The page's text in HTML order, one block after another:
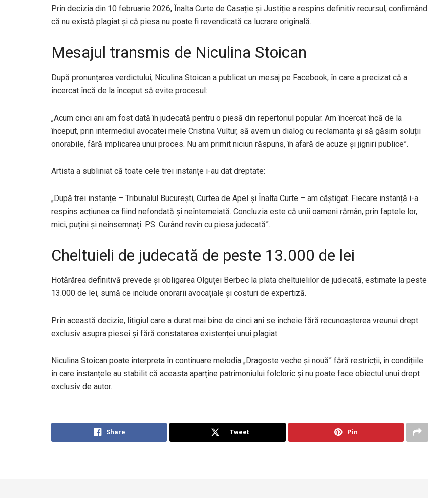
Prin decizia din 10 februarie 2026, Înalta Curte de Casație și Justiție a respins definitiv recursul, confirmând
că nu există plagiat și că piesa nu poate fi revendicată ca lucrare originală.
Mesajul transmis de Niculina Stoican
După pronunțarea verdictului, Niculina Stoican a publicat un mesaj pe Facebook, în care a precizat că a
încercat încă de la început să evite procesul:
„Acum cinci ani am fost dată în judecată pentru o piesă din repertoriul popular. Am încercat încă de la
început, prin intermediul avocatei mele Cristina Vultur, să avem un dialog cu reclamanta și să găsim soluții
onorabile, fără implicarea unui proces. Nu am primit niciun răspuns, în afară de acuze și jigniri publice”.
Artista a subliniat că toate cele trei instanțe i-au dat dreptate:
„După trei instanțe – Tribunalul București, Curtea de Apel și Înalta Curte – am câștigat. Fiecare instanță i-a
respins acțiunea ca fiind nefondată și neîntemeiată. Concluzia este că unii oameni rămân, prin faptele lor,
mici, puțini și neînsemnați. PS: Curând revin cu piesa judecată”.
Cheltuieli de judecată de peste 13.000 de lei
Hotărârea definitivă prevede și obligarea Olguței Berbec la plata cheltuielilor de judecată, estimate la peste
13.000 de lei, sumă ce include onorarii avocațiale și costuri de expertiză.
Prin această decizie, litigiul care a durat mai bine de cinci ani se încheie fără recunoașterea vreunui drept
exclusiv asupra piesei și fără constatarea existenței unui plagiat.
Niculina Stoican poate interpreta în continuare melodia „Dragoste veche și nouă” fără restricții, în condițiile
în care instanțele au stabilit că aceasta aparține patrimoniului folcloric și nu poate face obiectul unui drept
exclusiv de autor.
Share Tweet Pin